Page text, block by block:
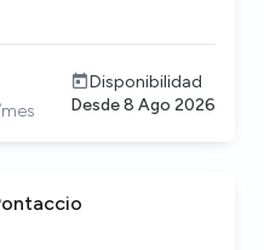
Disponibilidad
Desde8 Ago 2026